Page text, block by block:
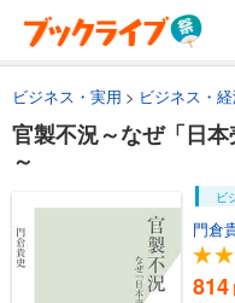
ビジネス・実用 ビジネス・
官製不況～なぜ「日
～
ビ
門倉
814